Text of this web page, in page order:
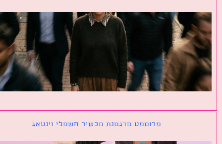
פרומפט מדגמנת מכשיר חשמלי וינטאג